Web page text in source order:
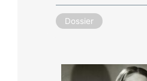
Dossier